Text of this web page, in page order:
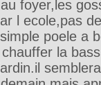
foyer,les
l ecole,pas
poele a
la